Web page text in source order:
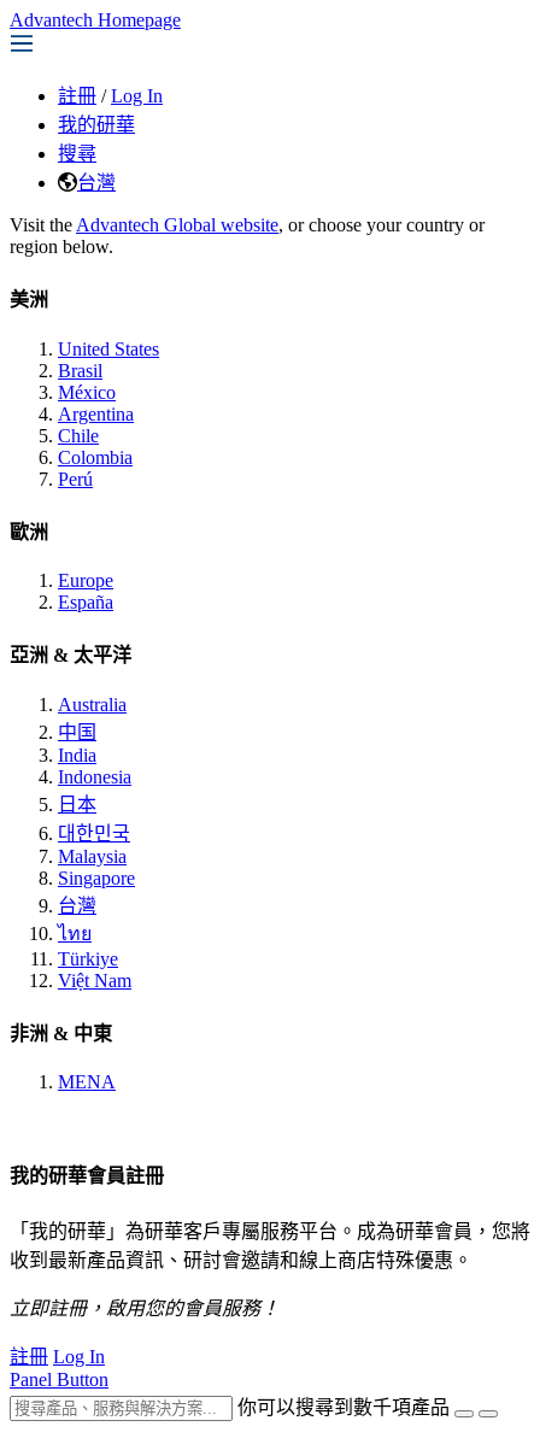
Advantech Homepage
註冊 / Log In
我的研華
搜尋
台灣
Visit the Advantech Global website, or choose your country or
region below.
美洲
United States
Brasil
México
Argentina
Chile
Colombia
Perú
歐洲
Europe
España
亞洲 & 太平洋
Australia
中国
India
Indonesia
日本
대한민국
Malaysia
Singapore
台灣
ไทย
Türkiye
Việt Nam
非洲 & 中東
MENA
我的研華會員註冊
「我的研華」為研華客戶專屬服務平台。成為研華會員，您將
收到最新產品資訊、研討會邀請和線上商店特殊優惠。
立即註冊，啟用您的會員服務！
註冊 Log In
Panel Button
你可以搜尋到數千項產品